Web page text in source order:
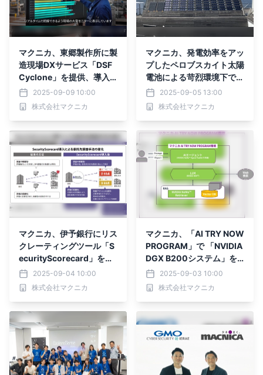
マクニカ、東郷製作所に製
造現場DXサービス「DSF
Cyclone」を提供、導入1
年で定量的効果を創出
2025-09-09 10:00
株式会社マクニカ
マクニカ、発電効率をアッ
プしたペロブスカイト太陽
電池による苛烈環境下での
実証開始2025-09-05 13:00
株式会社マクニカ
マクニカ、伊予銀行にリス
クレーティングツール「S
ecurityScorecard」を提
供し、 サプライチェーン
リスクマネジメントの強化
を支援
2025-09-04 10:00
株式会社マクニカ
マクニカ、「AI TRY NOW
PROGRAM」で 「NVIDIA
DGX B200システム」を
用いたAIエージェントとP
hysical AI検証環境の提供
を開始
2025-09-03 10:00
株式会社マクニカ